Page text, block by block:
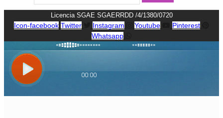
Licencia SGAE SGAERRDD /4/1380/0720
Icon-facebook Twitter Instagram Youtube
Pinterest
Whatsapp